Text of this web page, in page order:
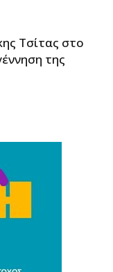
Τσίτας στο
της